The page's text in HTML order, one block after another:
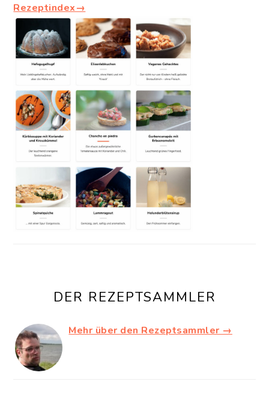
Rezeptindex→
DER REZEPTSAMMLER
Mehr über den Rezeptsammler →